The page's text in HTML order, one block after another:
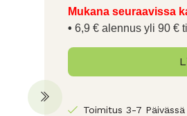
Mukana seuraavissa
6,9 € alennus yli 90 €
Toimitus 3-7 Päivässä